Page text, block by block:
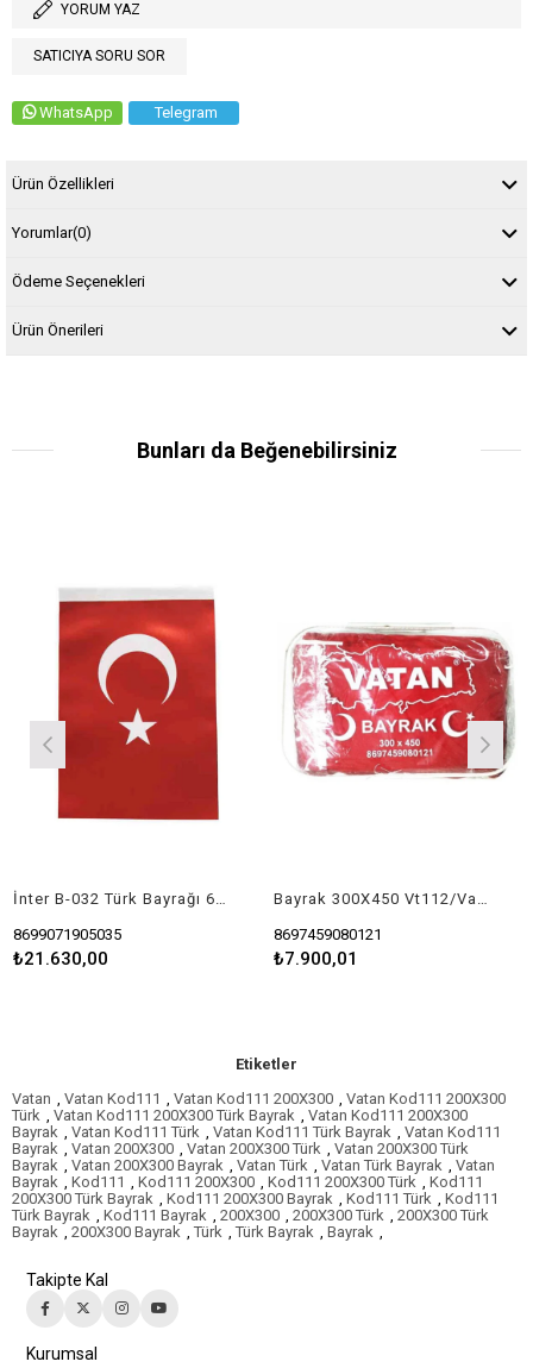
YORUM YAZ
SATICIYA SORU SOR
WhatsApp Telegram
Ürün Özellikleri
Yorumlar(0)
Ödeme Seçenekleri
Ürün Önerileri
Bunları da Beğenebilirsiniz
8699071905035
₺21.630,00
8697459080121
₺7.900,01
Etiketler
Vatan
Vatan Kod111 Vatan Kod111 200X300
Vatan Kod111 200X300
Türk
Vatan Kod111 200X300 Türk Bayrak
Vatan Kod111 200X300
Bayrak
Vatan Kod111 Türk Vatan Kod111 Türk Bayrak
Vatan Kod111
Bayrak
Vatan 200X300 Vatan 200X300 Türk
Vatan 200X300 Türk
Bayrak
Vatan 200X300 Bayrak Vatan Türk Vatan Türk Bayrak
Vatan
Bayrak
Kod111 Kod111 200X300 Kod111 200X300 Türk
Kod111
200X300 Türk Bayrak
Kod111 200X300 Bayrak Kod111 Türk
Kod111
Türk Bayrak
Kod111 Bayrak 200X300 200X300 Türk
200X300 Türk
Bayrak
200X300 Bayrak Türk Türk Bayrak Bayrak
Takipte Kal
Kurumsal